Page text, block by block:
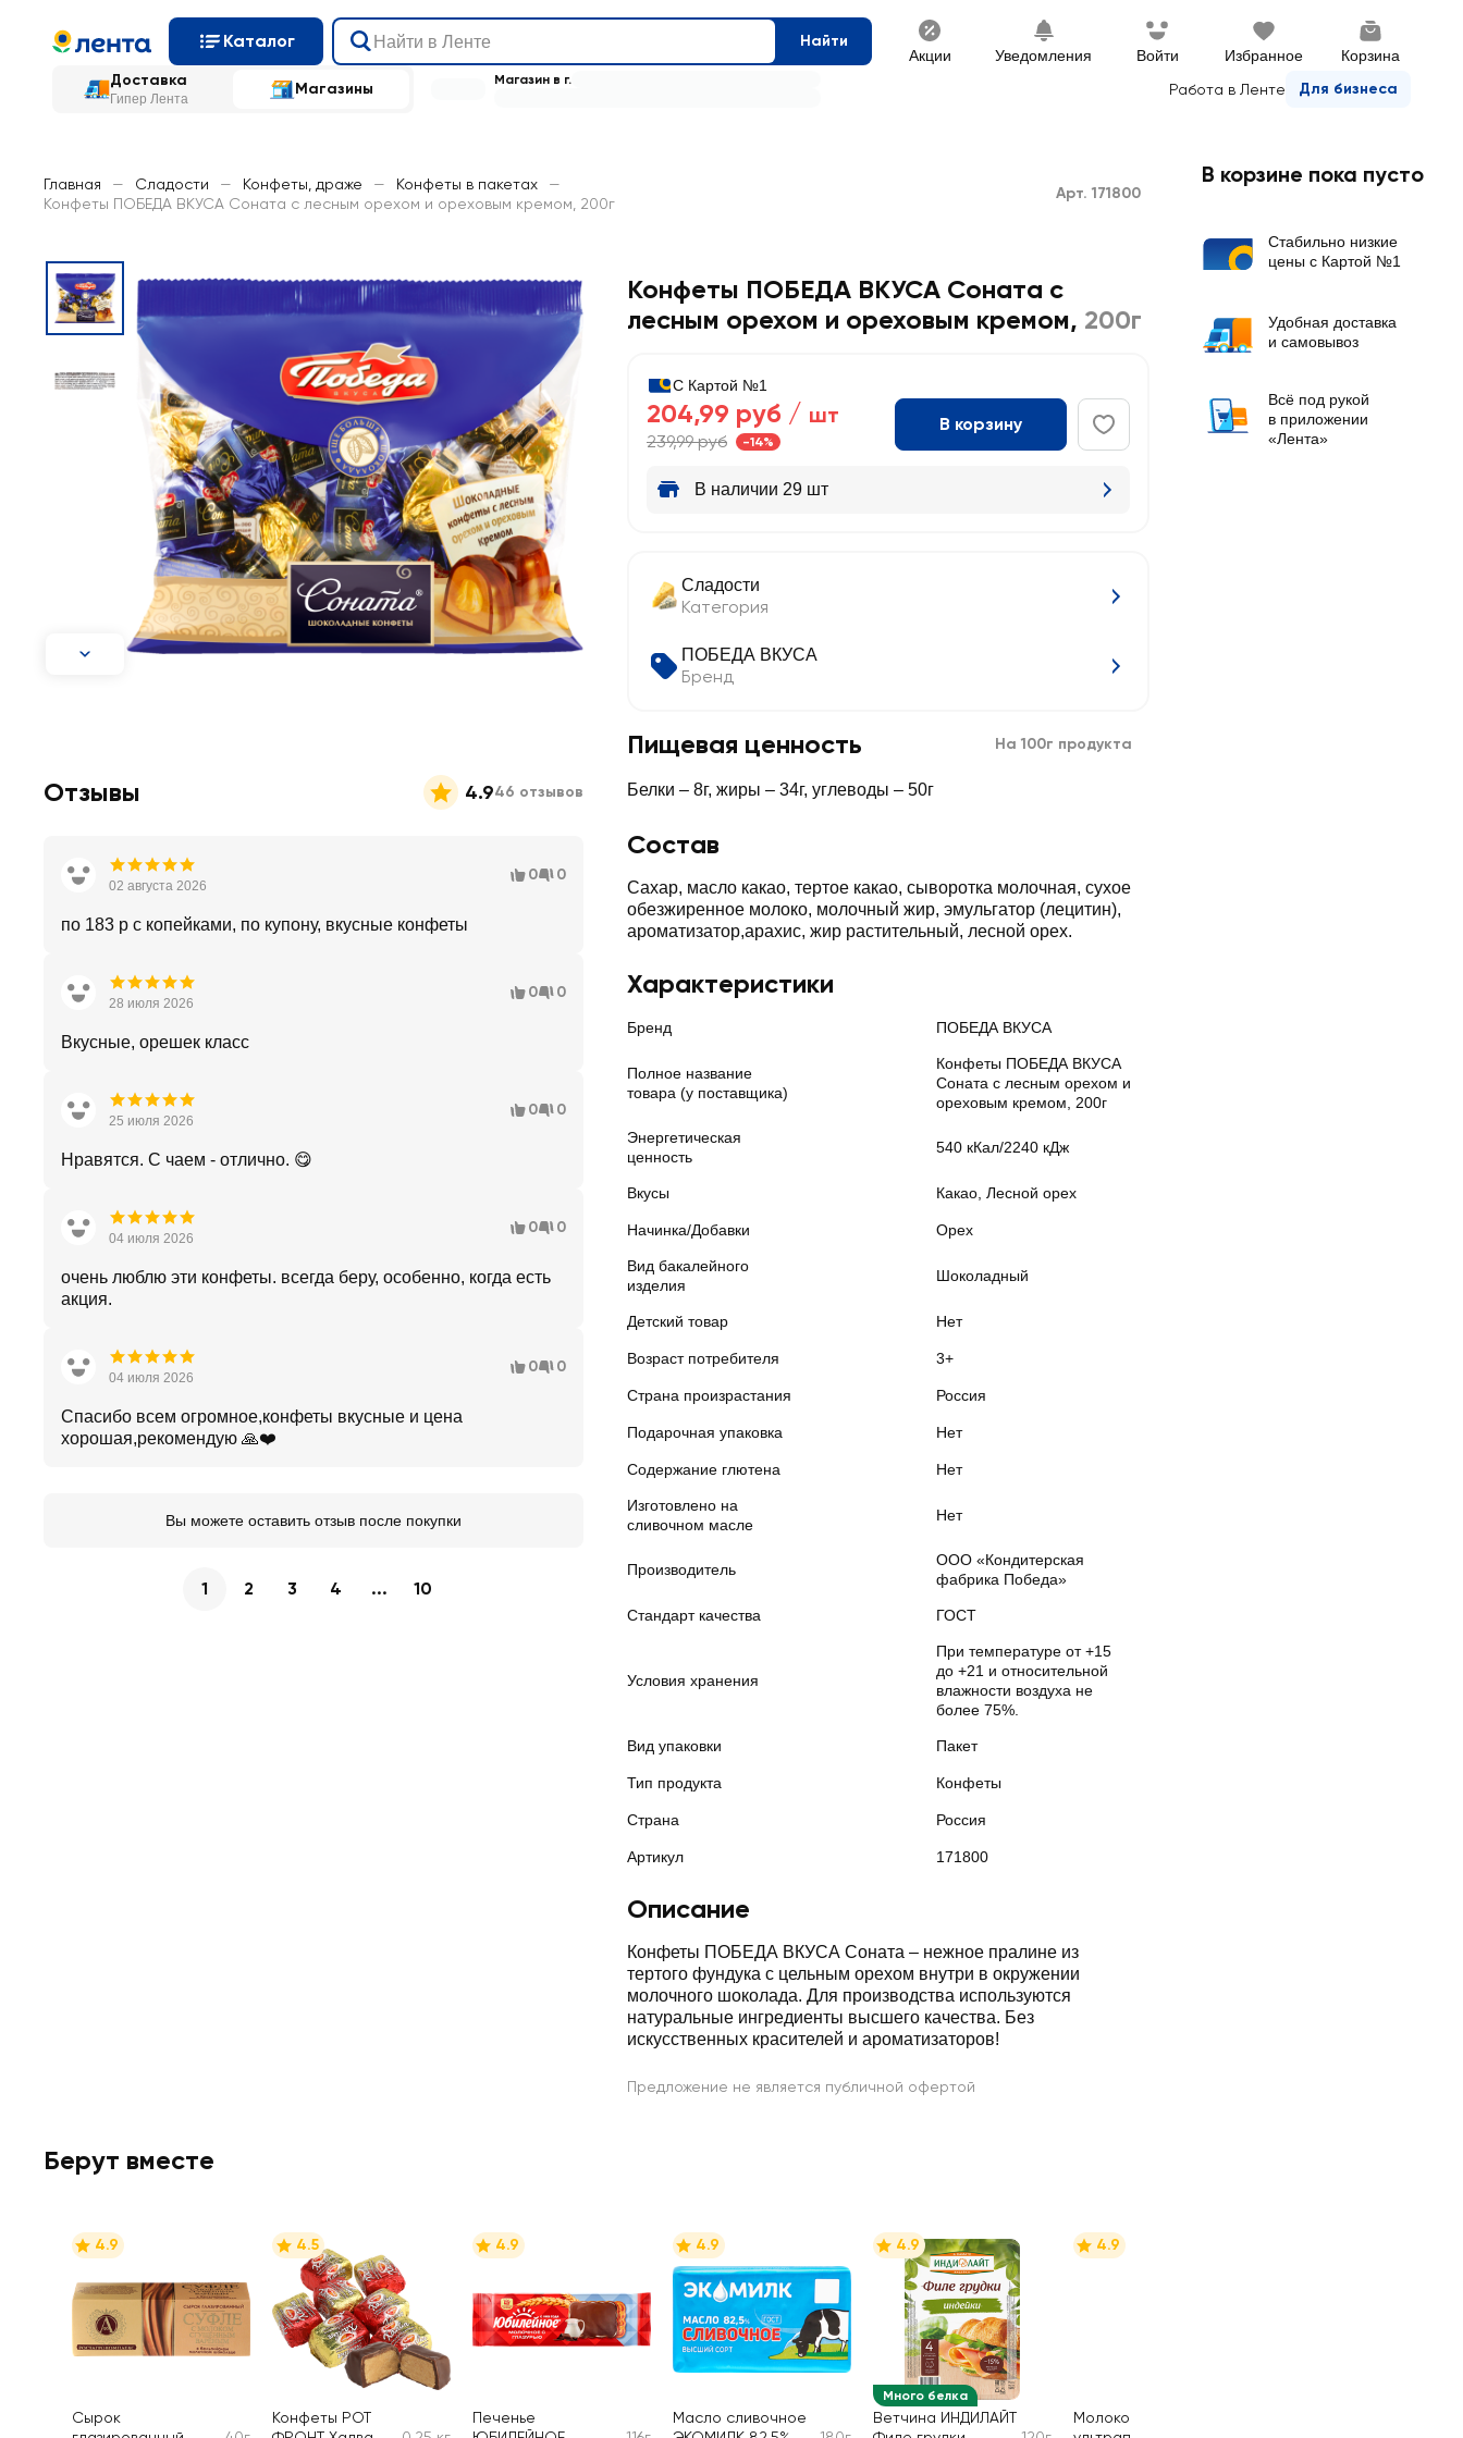
Каталог Найти
Акции Уведомления Войти Избранное Корзина
Доставка
Гипер Лента
Магазины Работа в Ленте Для бизнеса
Магазин в г.
Главная — Сладости — Конфеты, драже — Конфеты в пакетах
—
Конфеты ПОБЕДА ВКУСА Соната с лесным орехом и ореховым кремом, 200г
Арт. 171800
Конфеты ПОБЕДА ВКУСА Соната с
лесным орехом и ореховым кремом, 200г
С Картой №1
204,99 руб / шт
239,99 руб -14%
В корзину
В наличии 29 шт
Сладости
Категория
ПОБЕДА ВКУСА
Бренд
Пищевая ценность На 100г продукта
Белки – 8г, жиры – 34г, углеводы – 50г
Состав
Сахар, масло какао, тертое какао, сыворотка молочная, сухое
обезжиренное молоко, молочный жир, эмульгатор (лецитин),
ароматизатор,арахис, жир растительный, лесной орех.
Характеристики
Бренд ПОБЕДА ВКУСА
Полное название
товара (у поставщика)
Конфеты ПОБЕДА ВКУСА
Соната с лесным орехом и
ореховым кремом, 200г
Энергетическая
ценность
540 кКал/2240 кДж
Вкусы Какао, Лесной орех
Начинка/Добавки Орех
Вид бакалейного
изделия
Шоколадный
Детский товар Нет
Возраст потребителя 3+
Страна произрастания Россия
Подарочная упаковка Нет
Содержание глютена Нет
Изготовлено на
сливочном масле
Нет
Производитель
ООО «Кондитерская
фабрика Победа»
Стандарт качества ГОСТ
Условия хранения
При температуре от +15
до +21 и относительной
влажности воздуха не
более 75%.
Вид упаковки Пакет
Тип продукта Конфеты
Страна Россия
Артикул 171800
Описание
Конфеты ПОБЕДА ВКУСА Соната – нежное пралине из
тертого фундука с цельным орехом внутри в окружении
молочного шоколада. Для производства используются
натуральные ингредиенты высшего качества. Без
искусственных красителей и ароматизаторов!
Предложение не является публичной офертой
Отзывы 4.946 отзывов
02 августа 2026
0 0
по 183 р с копейками, по купону, вкусные конфеты
28 июля 2026
0 0
Вкусные, орешек класс
25 июля 2026
0 0
Нравятся. С чаем - отлично. 😋
04 июля 2026
0 0
очень люблю эти конфеты. всегда беру, особенно, когда есть
акция.
04 июля 2026
0 0
Спасибо всем огромное,конфеты вкусные и цена
хорошая,рекомендую 🙏❤️
Вы можете оставить отзыв после покупки
1 2 3 4 ... 10
Берут вместе
4.9
Сырок
4.5
Конфеты РОТ
4.9
Печенье
4.9
Масло сливочное
Много белка
4.9
Ветчина ИНДИЛАЙТ
4.9
Молоко
В корзине пока пусто
Стабильно низкие
цены с Картой №1
Удобная доставка
и самовывоз
Всё под рукой
в приложении
«Лента»